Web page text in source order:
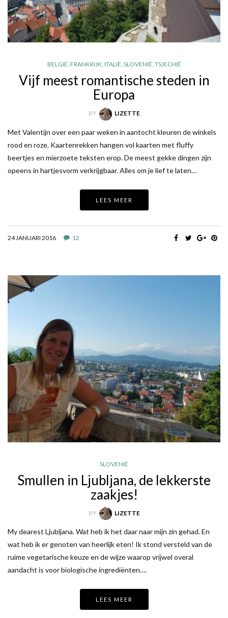
BELGIË, FRANKRIJK, ITALIË, SLOVENIË, TSJECHIË
Vijf meest romantische steden in
Europa
BY LIZETTE
Met Valentijn over een paar weken in aantocht kleuren de winkels
rood en roze. Kaartenrekken hangen vol kaarten met fluffy
beertjes en mierzoete teksten erop. De meest gekke dingen zijn
opeens in hartjesvorm verkrijgbaar. Alles om je lief te laten…
LEES MEER
24 JANUARI 2016 12
SLOVENIË
Smullen in Ljubljana, de lekkerste
zaakjes!
BY LIZETTE
My dearest Ljubljana. Wat heb ik het daar naar mijn zin gehad. En
wat heb ik er genoten van heerlijk eten! Ik stond versteld van de
ruime vegetarische keuze en de wijze waarop vrijwel overal
aandacht is voor biologische ingrediënten….
LEES MEER